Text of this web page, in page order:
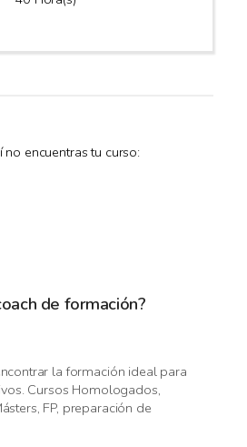
no encuentras tu curso:
de formación?
la formación ideal para
Cursos Homologados,
FP, preparación de